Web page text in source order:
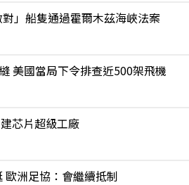
」船隻通過霍爾木茲海峽法案
美國當局下令排查近500架飛機
芯片超級工廠
歐洲足協：會繼續抵制